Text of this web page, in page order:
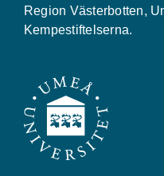
Region Västerbotten,
Kempestiftelserna.